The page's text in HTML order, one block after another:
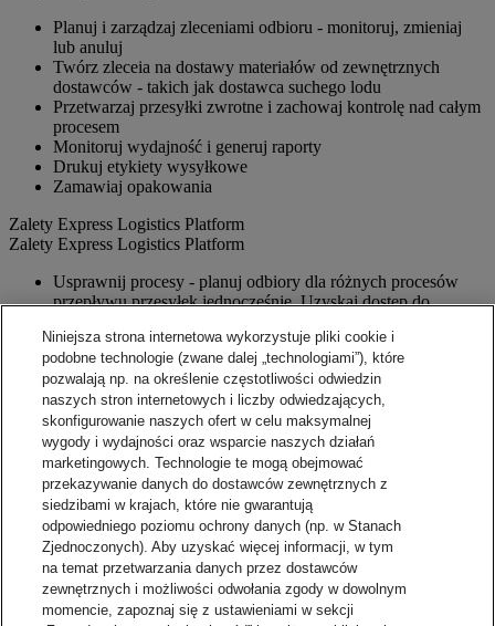
Planuj i zarządzaj zleceniami odbioru - monitoruj, zmieniaj
lub anuluj
Twórz zleceia na dostawy materiałów od zewnętrznych
dostawców - takich jak dostawca suchego lodu
Przetwarzaj przesyłki zwrotne i zachowaj kontrolę nad całym
procesem
Monitoruj wydajność i generuj raporty
Drukuj etykiety wysyłkowe
Zamawiaj opakowania
Zalety Express Logistics Platform
Zalety Express Logistics Platform
Usprawnij procesy - planuj odbiory dla różnych procesów
przepływu przesyłek jednocześnie. Uzyskaj dostęp do
serwisów.
Dokładność - elektroniczna weryfikacja adresu pomaga
zapewnić dokładność
Powiadomienia - konfiguruj powiadomienia e-mail o
dokumentach dotyczących wysyłki, instrukcje dla Klientów i
dostawców.
Widoczność - sprawdź aktualny stan każdej przesyłki i
wyświetl szczegóły śledzenia.
Raportowanie - łatwe w użyciu raporty online, które można
pobrać na potrzeby analizy biznesowej.
Możliwości integracji - Pomóż zwiększyć wydajność za
pomocą twoich systemów.
Skontaktuj się z handlowcem
Niniejsza strona internetowa wykorzystuje pliki cookie i
podobne technologie (zwane dalej „technologiami”), które
pozwalają np. na określenie częstotliwości odwiedzin
naszych stron internetowych i liczby odwiedzających,
skonfigurowanie naszych ofert w celu maksymalnej
wygody i wydajności oraz wsparcie naszych działań
marketingowych. Technologie te mogą obejmować
przekazywanie danych do dostawców zewnętrznych z
siedzibami w krajach, które nie gwarantują
odpowiedniego poziomu ochrony danych (np. w Stanach
Zjednoczonych). Aby uzyskać więcej informacji, w tym
na temat przetwarzania danych przez dostawców
zewnętrznych i możliwości odwołania zgody w dowolnym
momencie, zapoznaj się z ustawieniami w sekcji